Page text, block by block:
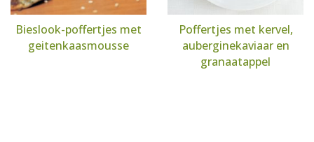
Bieslook-poffertjes met
geitenkaasmousse
Poffertjes met kervel,
auberginekaviaar en
granaatappel